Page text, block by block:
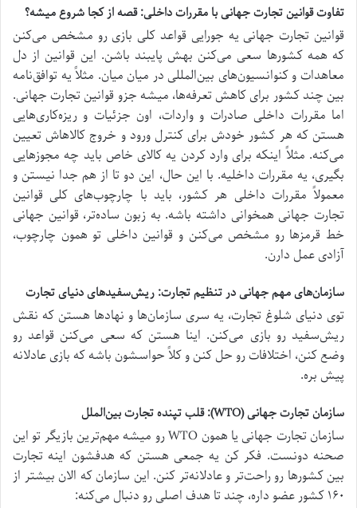
تفاوت قوانین تجارت جهانی با مقررات داخلی: قصه از کجا شروع میشه؟
قوانین تجارت جهانی یه جورایی قواعد کلی بازی رو مشخص می‌کنن
که همه کشورها سعی می‌کنن بهش پایبند باشن. این قوانین از دل
معاهدات و کنوانسیون‌های بین‌المللی در میان میان. مثلاً یه توافق‌نامه
بین چند کشور برای کاهش تعرفه‌ها، میشه جزو قوانین تجارت جهانی.
اما مقررات داخلی صادرات و واردات، اون جزئیات و ریزه‌کاری‌هایی
هستن که هر کشور خودش برای کنترل ورود و خروج کالاهاش تعیین
می‌کنه. مثلاً اینکه برای وارد کردن یه کالای خاص باید چه مجوزهایی
بگیری، یه مقررات داخلیه. با این حال، این دو تا از هم جدا نیستن و
معمولاً مقررات داخلی هر کشور، باید با چارچوب‌های کلی قوانین
تجارت جهانی همخوانی داشته باشه. به زبون ساده‌تر، قوانین جهانی
خط قرمزها رو مشخص می‌کنن و قوانین داخلی تو همون چارچوب،
آزادی عمل دارن.
سازمان‌های مهم جهانی در تنظیم تجارت: ریش‌سفیدهای دنیای تجارت
توی دنیای شلوغ تجارت، یه سری سازمان‌ها و نهادها هستن که نقش
ریش‌سفید رو بازی می‌کنن. اینا هستن که سعی می‌کنن قواعد رو
وضع کنن، اختلافات رو حل کنن و کلاً حواسشون باشه که بازی عادلانه
پیش بره.
سازمان تجارت جهانی (WTO): قلب تپنده تجارت بین‌الملل
سازمان تجارت جهانی یا همون WTO رو میشه مهم‌ترین بازیگر تو این
صحنه دونست. فکر کن یه جمعی هستن که هدفشون اینه تجارت
بین کشورها رو راحت‌تر و عادلانه‌تر کنن. این سازمان که الان بیشتر از
۱۶۰ کشور عضو داره، چند تا هدف اصلی رو دنبال می‌کنه: